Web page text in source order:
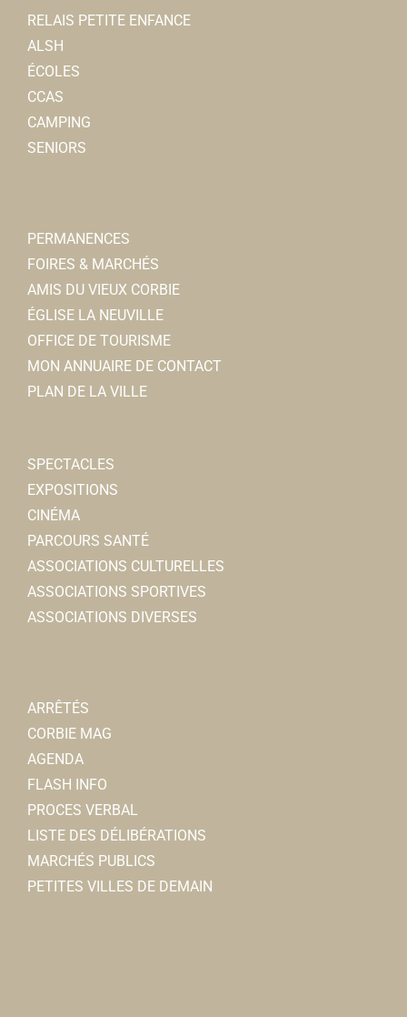
RELAIS PETITE ENFANCE
ALSH
ÉCOLES
CCAS
CAMPING
SENIORS
PERMANENCES
FOIRES & MARCHÉS
AMIS DU VIEUX CORBIE
ÉGLISE LA NEUVILLE
OFFICE DE TOURISME
MON ANNUAIRE DE CONTACT
PLAN DE LA VILLE
SPECTACLES
EXPOSITIONS
CINÉMA
PARCOURS SANTÉ
ASSOCIATIONS CULTURELLES
ASSOCIATIONS SPORTIVES
ASSOCIATIONS DIVERSES
ARRÊTÉS
CORBIE MAG
AGENDA
FLASH INFO
PROCES VERBAL
LISTE DES DÉLIBÉRATIONS
MARCHÉS PUBLICS
PETITES VILLES DE DEMAIN